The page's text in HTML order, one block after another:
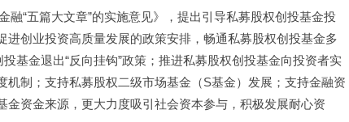
融“五篇大文章”的实施意见》，提出引导私募股权创投基金投
创业投资高质量发展的政策安排，畅通私募股权创投基金多
基金退出“反向挂钩”政策；推进私募股权创投基金向投资者实
制；支持私募股权二级市场基金（S基金）发展；支持金融资
资金来源，更大力度吸引社会资本参与，积极发展耐心资